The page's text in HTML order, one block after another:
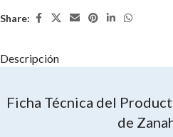
Share:
Descripción
Ficha Técnica del
de